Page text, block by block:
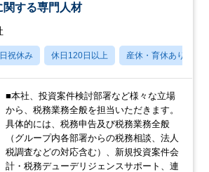
関する専門人材
祝休み 休日120日以上 産休・育休あり
■本社、投資案件検討部署など様々な立場
から、税務業務全般を担当いただきます。
具体的には、税務申告及び税務業務全般
（グループ内各部署からの税務相談、法人
税調査などの対応含む）、新規投資案件会
計・税務デューデリジェンスサポート、連